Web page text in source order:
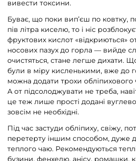
вивести токсини.
Буває, що поки вип’єш по ковтку,
пів літра киселю, то і ніс
фруктових кислот «відкриються»
носових пазух до горла — вийде
очистяться, стане легше дихати.
були в міру кисленькими, вже до
можна додати трохи обліпихового
А от підсолоджувати не треба,
це теж лише прості додані
зовсім не необхідні.
Під час застуди обліпиху, свіжу,
перетерту іншим способом, дуже
теплого чаю. Рекомендуються теплі
бузини, фенхелю, анісу, ромашки,